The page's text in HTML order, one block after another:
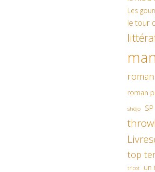
Les
le tour
roman
roman
shôjo SP
top
tricot un